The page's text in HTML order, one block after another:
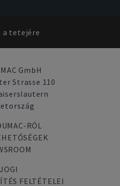
a tetejére
GmbH
Strasse 110
RÓL
JOGI
FELTÉTELEI